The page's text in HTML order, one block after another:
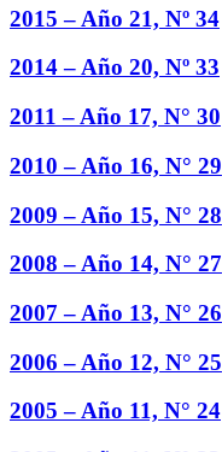
2015 – Año 21, Nº 34
2014 – Año 20, Nº 33
2011 – Año 17, N° 30
2010 – Año 16, N° 29
2009 – Año 15, N° 28
2008 – Año 14, N° 27
2007 – Año 13, N° 26
2006 – Año 12, N° 25
2005 – Año 11, N° 24